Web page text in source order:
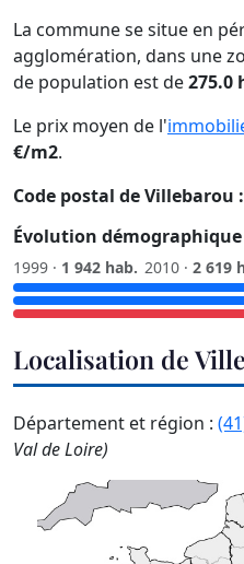
La commune se situe en
agglomération, dans une
de population est de275.0
Le prix moyen de l'
€/m2.
Code postal de Villebarou :
Évolution démographique
1999 · 1 942 hab. 2010 · 2 619
Localisation de
Département et région :
Val de Loire)